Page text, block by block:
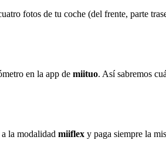
fotos de tu coche (del frente, parte
en la app de miituo. Así sabremos
la modalidad miiflex y paga siempre la